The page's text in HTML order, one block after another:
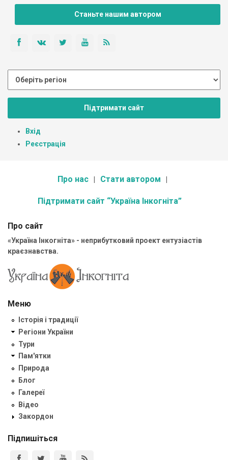
Станьте нашим автором
Підтримати сайт
Вхід
Реєстрація
Про нас Стати автором
Підтримати сайт “Україна Інкогніта”
Про сайт
«Україна Інкогніта» - неприбутковий проект ентузіастів
краєзнавства.
Меню
Історія і традиції
Регіони України
Тури
Пам'ятки
Природа
Блог
Галереї
Відео
Закордон
Підпишіться